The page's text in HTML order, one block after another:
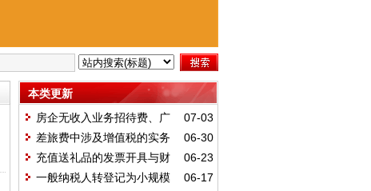
本类更新
07-03
房企无收入业务招待费、广
宣费如何扣除
06-30
差旅费中涉及增值税的实务
处理
06-23
充值送礼品的发票开具与财
税处理
06-17
一般纳税人转登记为小规模